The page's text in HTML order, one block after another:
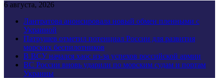
6 августа, 2026
Лантратова анонсировала новый обмен пленными с
Украиной
Патрушев отметил потенциал России для развития
морских беспилотников
В ВСУ начался хаос из-за успехов российской армии
ВС России вновь ударили по морским судам и портам
Украины